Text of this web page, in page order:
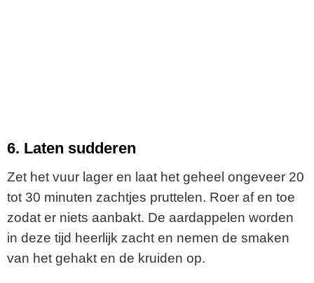
6. Laten sudderen
Zet het vuur lager en laat het geheel ongeveer 20
tot 30 minuten zachtjes pruttelen. Roer af en toe
zodat er niets aanbakt. De aardappelen worden
in deze tijd heerlijk zacht en nemen de smaken
van het gehakt en de kruiden op.